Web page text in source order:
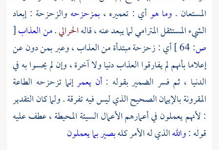
المستعان . وما هوأي : تعميره ، بمزحزحه والزحزحة : إبعاد
الشيء المستثقل المترامي لما يبعد عنه ، قالهالحرالي.من العذاب[
ص:
أي : زحزحة مبتدأة من العذاب ، وعبر بمن دون عن
إعلاما بأنهم لم يفارقوا العذاب دنيا ولا آخرة ، وإن لم يحسوا به في
الدنيا ، ثم فسر الضمير بقوله :أن يعمرإنما تزحزحه الطاعة
المقرونة بالإيمان الصحيح الذي ليس فيه تفرقة . ولما كان التقدير
: لأنهم يعملون في أعمارهم الأعمال السيئة المحيطة ، عطف عليه
قوله :واللهالذي له الأمر كلهبصير بما يعملون